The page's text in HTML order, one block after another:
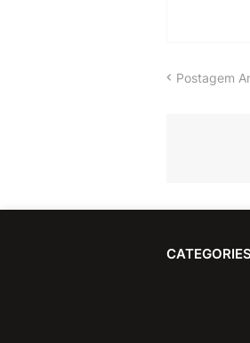
Postagem
CATEGORIES